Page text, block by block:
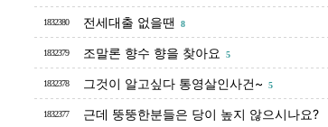
1832380 전세대출 없을땐 8
1832379 조말론 향수 향을 찾아요 5
1832378 그것이 알고싶다 통영살인사건~ 5
1832377 근데 뚱뚱한분들은 당이 높지 않으시나요?